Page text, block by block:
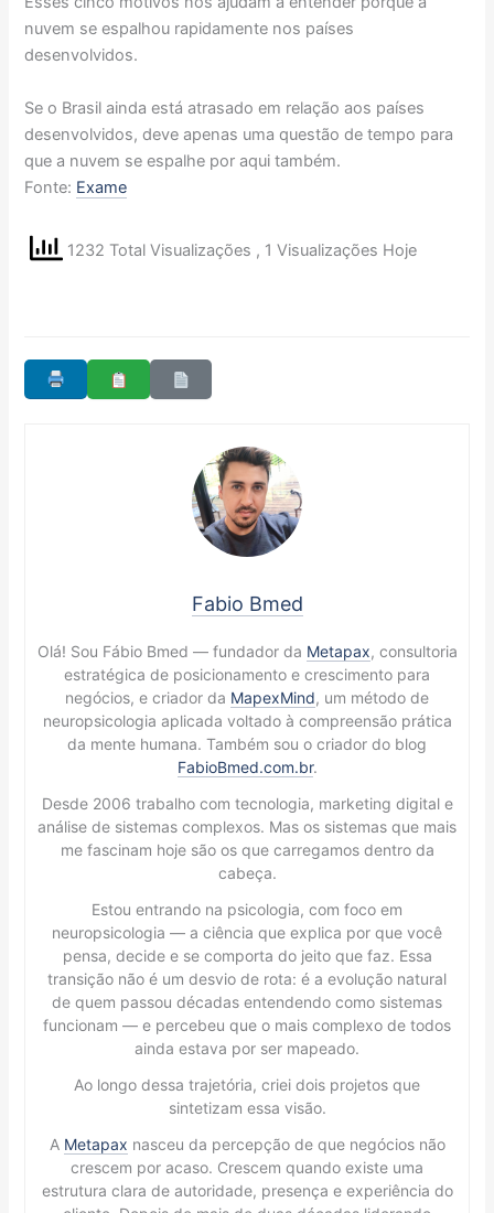
nuvem se espalhou rapidamente nos países
desenvolvidos.
Se o Brasil ainda está atrasado em relação aos países
desenvolvidos, deve apenas uma questão de tempo para
que a nuvem se espalhe por aqui também.
Fonte: Exame
1232 Total Visualizações , 1 Visualizações Hoje
Fabio Bmed
Olá! Sou Fábio Bmed — fundador da Metapax, consultoria
estratégica de posicionamento e crescimento para
negócios, e criador da MapexMind, um método de
neuropsicologia aplicada voltado à compreensão prática
da mente humana. Também sou o criador do blog
FabioBmed.com.br.
Desde 2006 trabalho com tecnologia, marketing digital e
análise de sistemas complexos. Mas os sistemas que mais
me fascinam hoje são os que carregamos dentro da
cabeça.
Estou entrando na psicologia, com foco em
neuropsicologia — a ciência que explica por que você
pensa, decide e se comporta do jeito que faz. Essa
transição não é um desvio de rota: é a evolução natural
de quem passou décadas entendendo como sistemas
funcionam — e percebeu que o mais complexo de todos
ainda estava por ser mapeado.
Ao longo dessa trajetória, criei dois projetos que
sintetizam essa visão.
A Metapax nasceu da percepção de que negócios não
crescem por acaso. Crescem quando existe uma
estrutura clara de autoridade, presença e experiência do